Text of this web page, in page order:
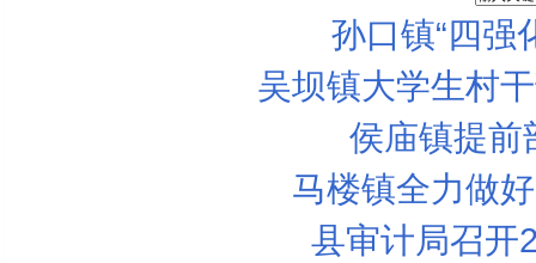
孙口镇“四强
吴坝镇大学生村
侯庙镇提前
马楼镇全力做
县审计局召开